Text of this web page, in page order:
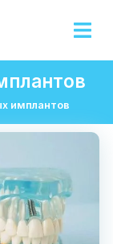
имплантов